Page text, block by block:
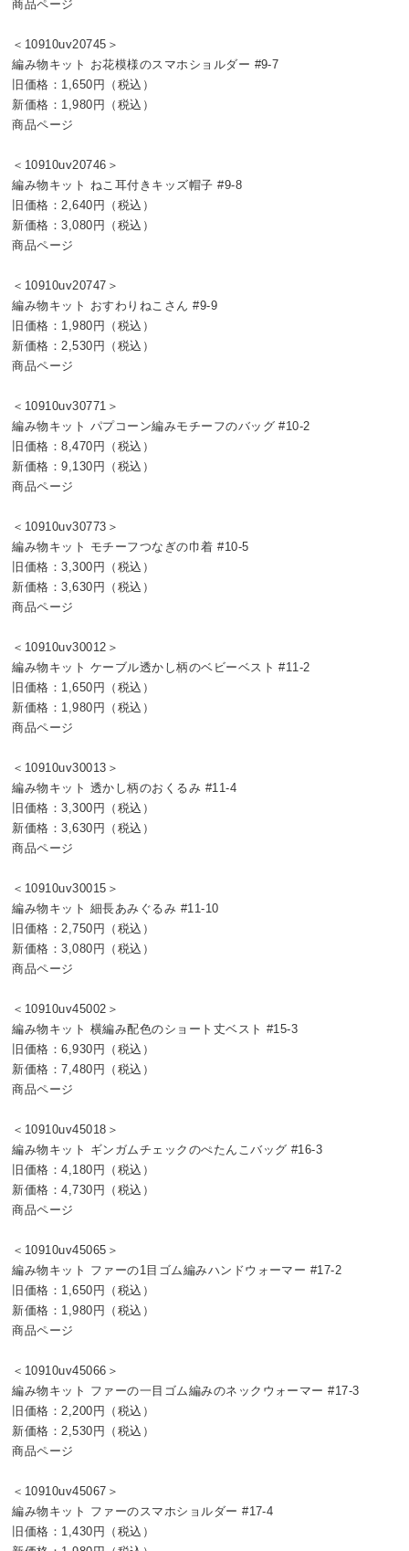
商品ページ
＜10910uv20745＞
編み物キット お花模様のスマホショルダー #9-7
旧価格：1,650円（税込）
新価格：1,980円（税込）
商品ページ
＜10910uv20746＞
編み物キット ねこ耳付きキッズ帽子 #9-8
旧価格：2,640円（税込）
新価格：3,080円（税込）
商品ページ
＜10910uv20747＞
編み物キット おすわりねこさん #9-9
旧価格：1,980円（税込）
新価格：2,530円（税込）
商品ページ
＜10910uv30771＞
編み物キット パプコーン編みモチーフのバッグ #10-2
旧価格：8,470円（税込）
新価格：9,130円（税込）
商品ページ
＜10910uv30773＞
編み物キット モチーフつなぎの巾着 #10-5
旧価格：3,300円（税込）
新価格：3,630円（税込）
商品ページ
＜10910uv30012＞
編み物キット ケーブル透かし柄のベビーベスト #11-2
旧価格：1,650円（税込）
新価格：1,980円（税込）
商品ページ
＜10910uv30013＞
編み物キット 透かし柄のおくるみ #11-4
旧価格：3,300円（税込）
新価格：3,630円（税込）
商品ページ
＜10910uv30015＞
編み物キット 細長あみぐるみ #11-10
旧価格：2,750円（税込）
新価格：3,080円（税込）
商品ページ
＜10910uv45002＞
編み物キット 横編み配色のショート丈ベスト #15-3
旧価格：6,930円（税込）
新価格：7,480円（税込）
商品ページ
＜10910uv45018＞
編み物キット ギンガムチェックのぺたんこバッグ #16-3
旧価格：4,180円（税込）
新価格：4,730円（税込）
商品ページ
＜10910uv45065＞
編み物キット ファーの1目ゴム編みハンドウォーマー #17-2
旧価格：1,650円（税込）
新価格：1,980円（税込）
商品ページ
＜10910uv45066＞
編み物キット ファーの一目ゴム編みのネックウォーマー #17-3
旧価格：2,200円（税込）
新価格：2,530円（税込）
商品ページ
＜10910uv45067＞
編み物キット ファーのスマホショルダー #17-4
旧価格：1,430円（税込）